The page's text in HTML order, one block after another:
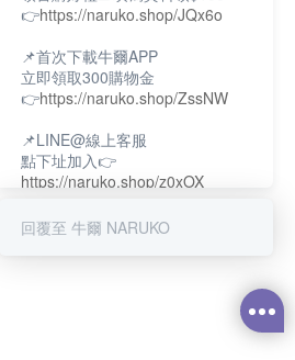
👉https://naruko.shop/JQx6o
📌首次下載牛爾APP
立即領取300購物金
👉https://naruko.shop/ZssNW
📌LINE@線上客服
點下址加入👉
https://naruko.shop/z0xOX
📌電話客服：02-26581707
回覆至 牛爾 NARUKO